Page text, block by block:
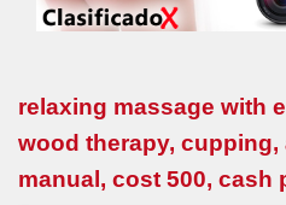
relaxing massage with
wood therapy,
manual, cost 500, cash